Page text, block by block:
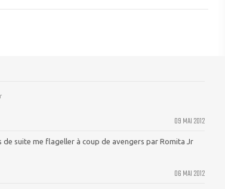
09 MAI 2012
de suite me flageller à coup de avengers par Romita Jr
06 MAI 2012